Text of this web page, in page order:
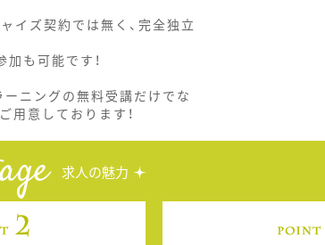
イズ契約では無く、完全独立
も可能です！
ーニングの無料受講だけでな
用意しております！
求人の魅力